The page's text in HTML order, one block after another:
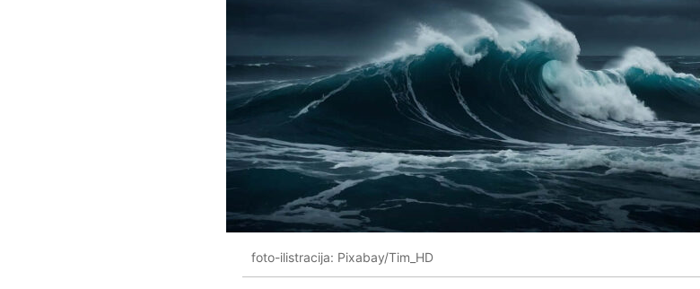
foto-ilistracija: Pixabay/Tim_HD